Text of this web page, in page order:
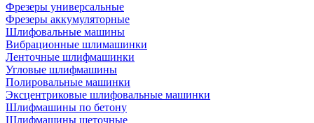
Фрезеры универсальные
Фрезеры аккумуляторные
Шлифовальные машины
Вибрационные шлимашинки
Ленточные шлифмашинки
Угловые шлифмашины
Полировальные машинки
Эксцентриковые шлифовальные машинки
Шлифмашины по бетону
Шлифмашины щеточные